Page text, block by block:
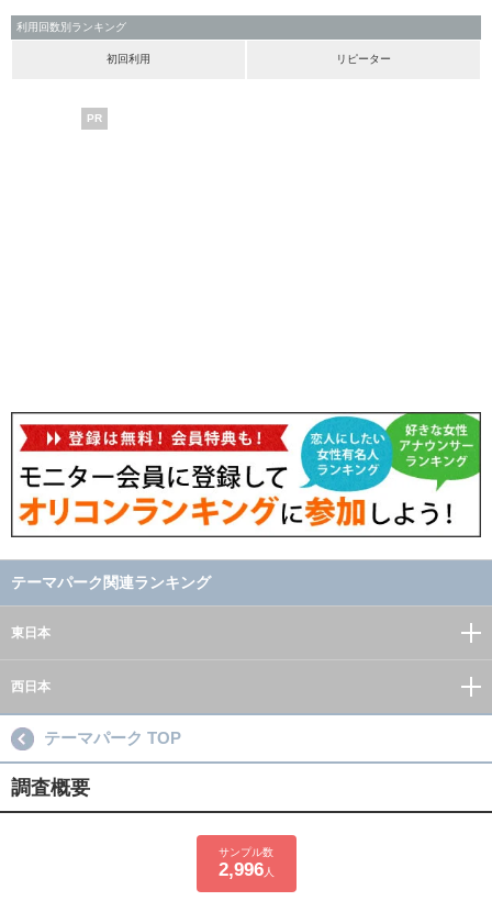
利用回数別ランキング
初回利用 リピーター
PR
テーマパーク関連ランキング
東日本
西日本
テーマパーク TOP
調査概要
サンプル数
2,996人